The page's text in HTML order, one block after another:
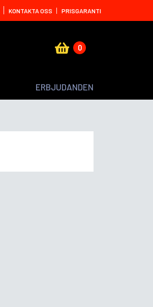
KONTAKTA OSS PRISGARANTI
0
ERBJUDANDEN